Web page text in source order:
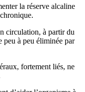
la réserve alcaline
circulation, à partir du
peu à peu éliminée par
fortement liés, ne